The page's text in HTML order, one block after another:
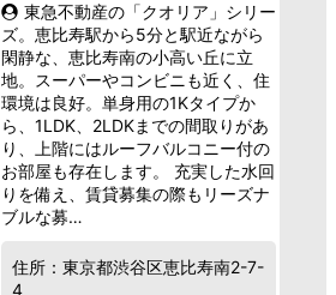
東急不動産の「クオリア」シリー
ズ。恵比寿駅から5分と駅近ながら
閑静な、恵比寿南の小高い丘に立
地。スーパーやコンビニも近く、住
環境は良好。単身用の1Kタイプか
ら、1LDK、2LDKまでの間取りがあ
り、上階にはルーフバルコニー付の
お部屋も存在します。 充実した水回
りを備え、賃貸募集の際もリーズナ
ブルな募…
住所：東京都渋谷区恵比寿南2-7-
4